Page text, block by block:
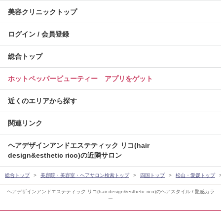
ヘアデザインアンドエステティック リコ(hair design&esthetic rico)のヘアスタイル / 艶感カラ
ー
美容クリニックトップ
ログイン / 会員登録
総合トップ
ホットペッパービューティー アプリをゲット
近くのエリアから探す
関連リンク
ヘアデザインアンドエステティック リコ(hair
design&esthetic rico)の近隣サロン
総合トップ 美容院・美容室・ヘアサロン検索トップ 四国トップ 松山・愛媛トップ